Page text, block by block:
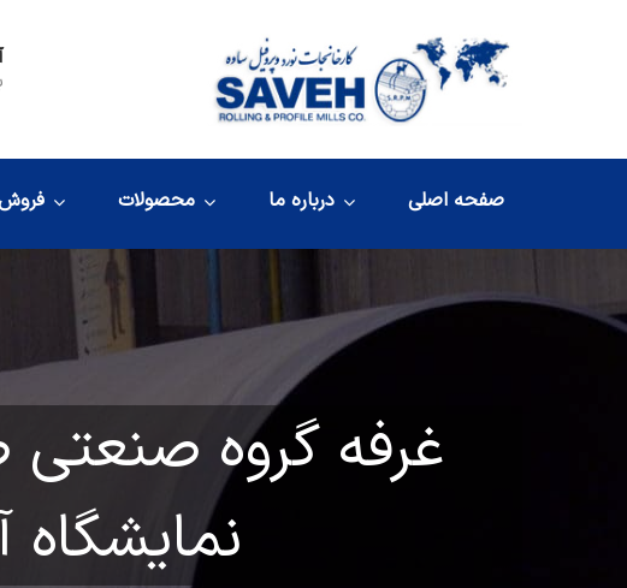
صفحه اصلی درباره ما محصولات
غرفه گروه صنعتی